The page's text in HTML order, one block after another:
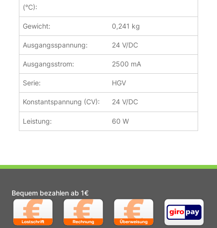
(°C):
Gewicht: 0,241 kg
Ausgangsspannung: 24 V/DC
Ausgangsstrom: 2500 mA
Serie: HGV
Konstantspannung (CV): 24 V/DC
Leistung: 60 W
Bequem bezahlen ab 1€